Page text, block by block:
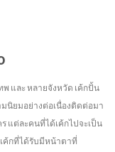
พ และ หลายจังหวัด เค้กปั้น
มนิยมอย่างต่อเนื่องติดต่อมา
แต่ละคนที่ได้เค้กไปจะเป็น
ค้กที่ได้รับมีหน้าตาที่